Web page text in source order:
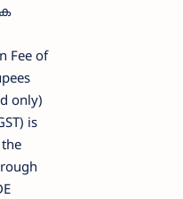
Fee of
only)
is